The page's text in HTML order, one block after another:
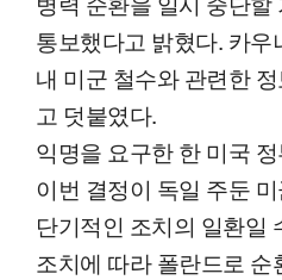
통보했다고 밝혔다. 카
내 미군 철수와 관련한
고 덧붙였다.
익명을 요구한 한 미국
이번 결정이 독일 주둔
단기적인 조치의 일환일
조치에 따라 폴란드로